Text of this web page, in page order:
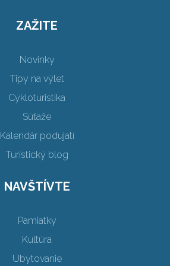
ZAŽITE
Novinky
Tipy na výlet
Cykloturistika
Súťaže
Kalendár podujatí
Turistický blog
NAVŠTÍVTE
Pamiatky
Kultúra
Ubytovanie